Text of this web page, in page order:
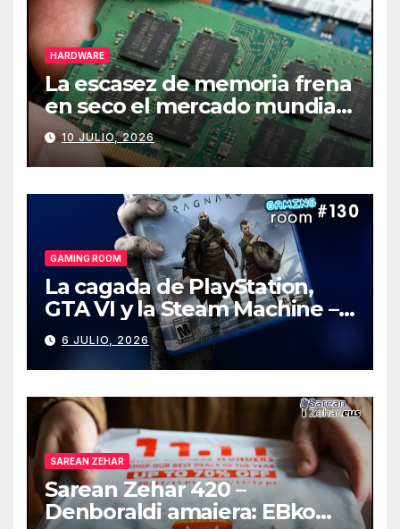
HARDWARE
La escasez de memoria frena
en seco el mercado mundial
de PCs
10 JULIO, 2026
GAMING ROOM
La cagada de PlayStation,
GTA VI y la Steam Machine –
Gaming Room #130
6 JULIO, 2026
SAREAN ZEHAR
Sarean Zehar 420 –
Denboraldi amaiera: EBko